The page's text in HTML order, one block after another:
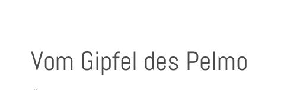
Vom Gipfel des Pelmo